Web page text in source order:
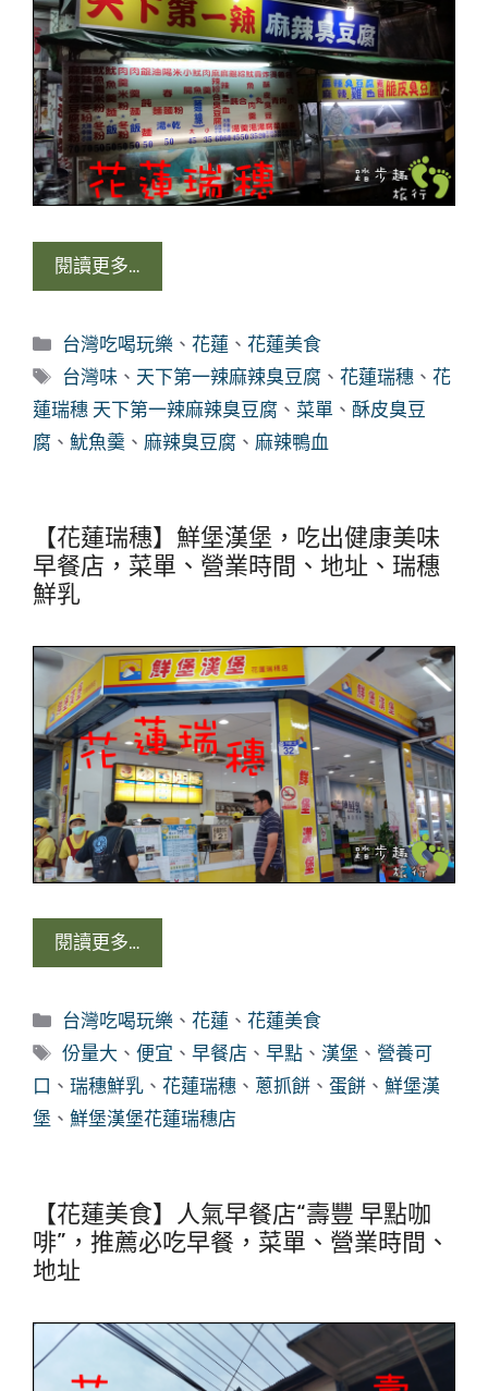
閱讀更多…
分
類
台灣吃喝玩樂 、花蓮 、花蓮美食
標
籤
台灣味 、 天下第一辣麻辣臭豆腐 、花蓮瑞穗 、花
蓮瑞穗 天下第一辣麻辣臭豆腐 、 菜單 、 酥皮臭豆
腐 、 魷魚羹 、 麻辣臭豆腐 、 麻辣鴨血
【花蓮瑞穗】鮮堡漢堡，吃出健康美味
早餐店，菜單、營業時間、地址、瑞穗
鮮乳
閱讀更多…
分
類
台灣吃喝玩樂 、花蓮 、花蓮美食
標
籤
份量大 、便宜 、早餐店 、早點 、漢堡 、 營養可
口 、 瑞穗鮮乳 、 花蓮瑞穗 、 蔥抓餅 、 蛋餅 、 鮮堡漢
堡 、 鮮堡漢堡花蓮瑞穗店
【花蓮美食】人氣早餐店“壽豐 早點咖
啡”，推薦必吃早餐，菜單、營業時間、
地址